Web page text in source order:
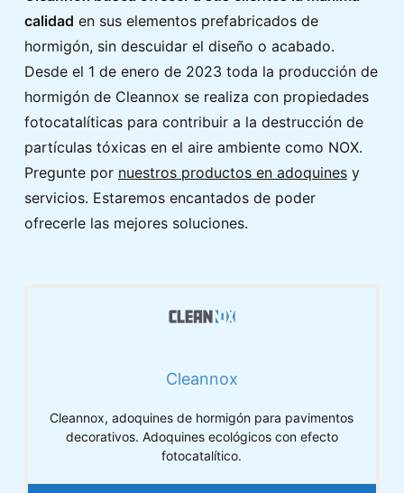
calidad en sus elementos prefabricados de
hormigón, sin descuidar el diseño o acabado.
Desde el 1 de enero de 2023 toda la producción de
hormigón de Cleannox se realiza con propiedades
fotocatalíticas para contribuir a la destrucción de
partículas tóxicas en el aire ambiente como NOX.
Pregunte por nuestros productos en adoquinesy
servicios. Estaremos encantados de poder
ofrecerle las mejores soluciones.
Cleannox
Cleannox, adoquines de hormigón para pavimentos
decorativos. Adoquines ecológicos con efecto
fotocatalítico.